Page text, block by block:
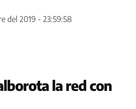
del 2019 - 23:59:58
la red con